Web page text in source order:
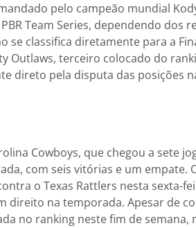
pelo campeão mundial
Team Series, dependendo dos
se classifica diretamente para a
Outlaws, terceiro colocado do
direto pela disputa das posições
Cowboys, que chegou a sete
com seis vitórias e um empate.
o Texas Rattlers nesta sexta-
direito na temporada. Apesar de
no ranking neste fim de semana,